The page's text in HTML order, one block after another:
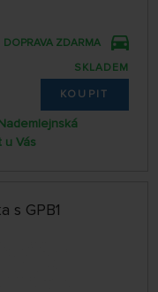
DOPRAVA ZDARMA
SKLADEM
KOUPIT
u Vás
s GPB1